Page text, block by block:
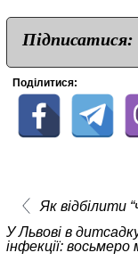
Підписатися:
Поділитися:
Як відбілити
У Львові в
інфекції: восьмеро